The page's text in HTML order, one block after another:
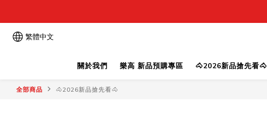
繁體中文
關於我們 樂高 新品預購專區 🐴2026新品搶先看🐴
全部商品 🐴2026新品搶先看🐴